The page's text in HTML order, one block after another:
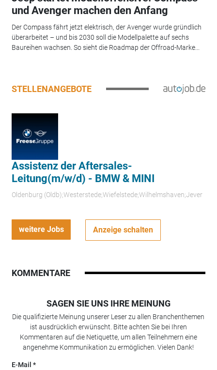
und Avenger machen den Anfang
Der Compass fährt jetzt elektrisch, der Avenger wurde gründlich
überarbeitet – und bis 2030 soll die Modellpalette auf sechs
Baureihen wachsen. So sieht die Roadmap der Offroad-Marke...
STELLENANGEBOTE
Assistenz der Aftersales-
Leitung(m/w/d) - BMW & MINI
Oldenburg (Oldb);Westerstede;Wiefelstede;Wilhelmshaven;Jever
weitere Jobs Anzeige schalten
KOMMENTARE
SAGEN SIE UNS IHRE MEINUNG
Die qualifizierte Meinung unserer Leser zu allen Branchenthemen
ist ausdrücklich erwünscht. Bitte achten Sie bei Ihren
Kommentaren auf die Netiquette, um allen Teilnehmern eine
angenehme Kommunikation zu ermöglichen. Vielen Dank!
E-Mail